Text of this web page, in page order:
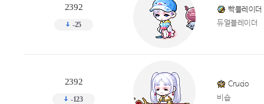
2392
-25
빡블레이더
듀얼블레이더
2392
-123
Crucio
비숍